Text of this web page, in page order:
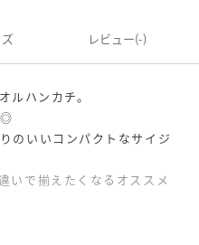
レビュー(-)
ハンカチ。
◎
のいいコンパクトなサイジ
いで揃えたくなるオススメ